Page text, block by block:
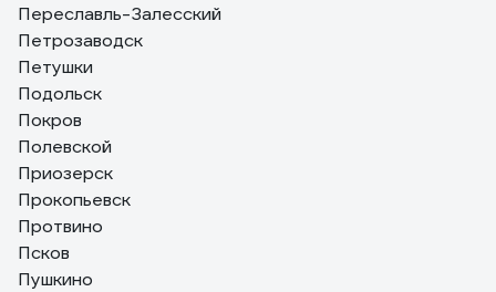
Переславль-Залесский
Петрозаводск
Петушки
Подольск
Покров
Полевской
Приозерск
Прокопьевск
Протвино
Псков
Пушкино